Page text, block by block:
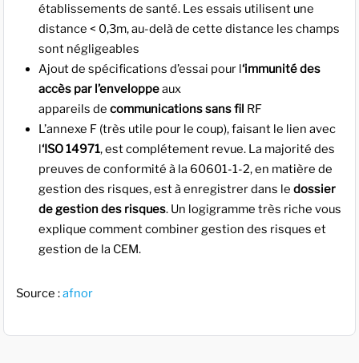
établissements de santé. Les essais utilisent une
distance < 0,3m, au-delà de cette distance les champs
sont négligeables
Ajout de spécifications d’essai pour l‘immunité des
accès par l’enveloppeaux
appareils decommunications sans fil RF
L’annexe F (très utile pour le coup), faisant le lien avec
l‘ISO 14971, est complétement revue. La majorité des
preuves de conformité à la 60601-1-2, en matière de
gestion des risques, est à enregistrer dans ledossier
de gestion des risques. Un logigramme très riche vous
explique comment combiner gestion des risques et
gestion de la CEM.
Source :afnor